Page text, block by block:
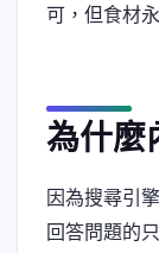
可，但食材
為什麼
因為搜尋引
回答問題的